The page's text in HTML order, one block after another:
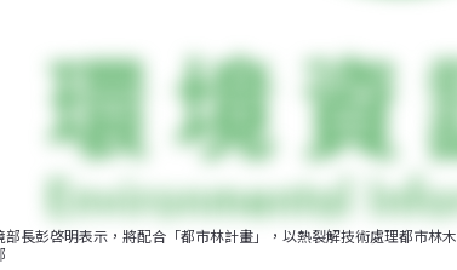
部長彭啓明表示，將配合「都市林計畫」，以熱裂解技術處理都市林